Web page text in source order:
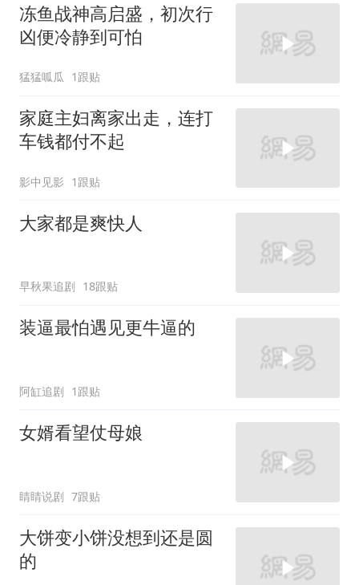
冻鱼战神高启盛，初次行
凶便冷静到可怕
猛猛呱瓜 1跟贴
家庭主妇离家出走，连打
车钱都付不起
影中见影 1跟贴
大家都是爽快人
早秋果追剧 18跟贴
装逼最怕遇见更牛逼的
阿缸追剧 1跟贴
女婿看望仗母娘
睛睛说剧 7跟贴
大饼变小饼没想到还是圆
的